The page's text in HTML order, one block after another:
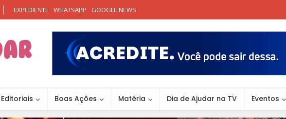
EXPEDIENTE WHATSAPP GOOGLE NEWS
Editoriais Boas Ações Matéria Dia de Ajudar na TV Eventos